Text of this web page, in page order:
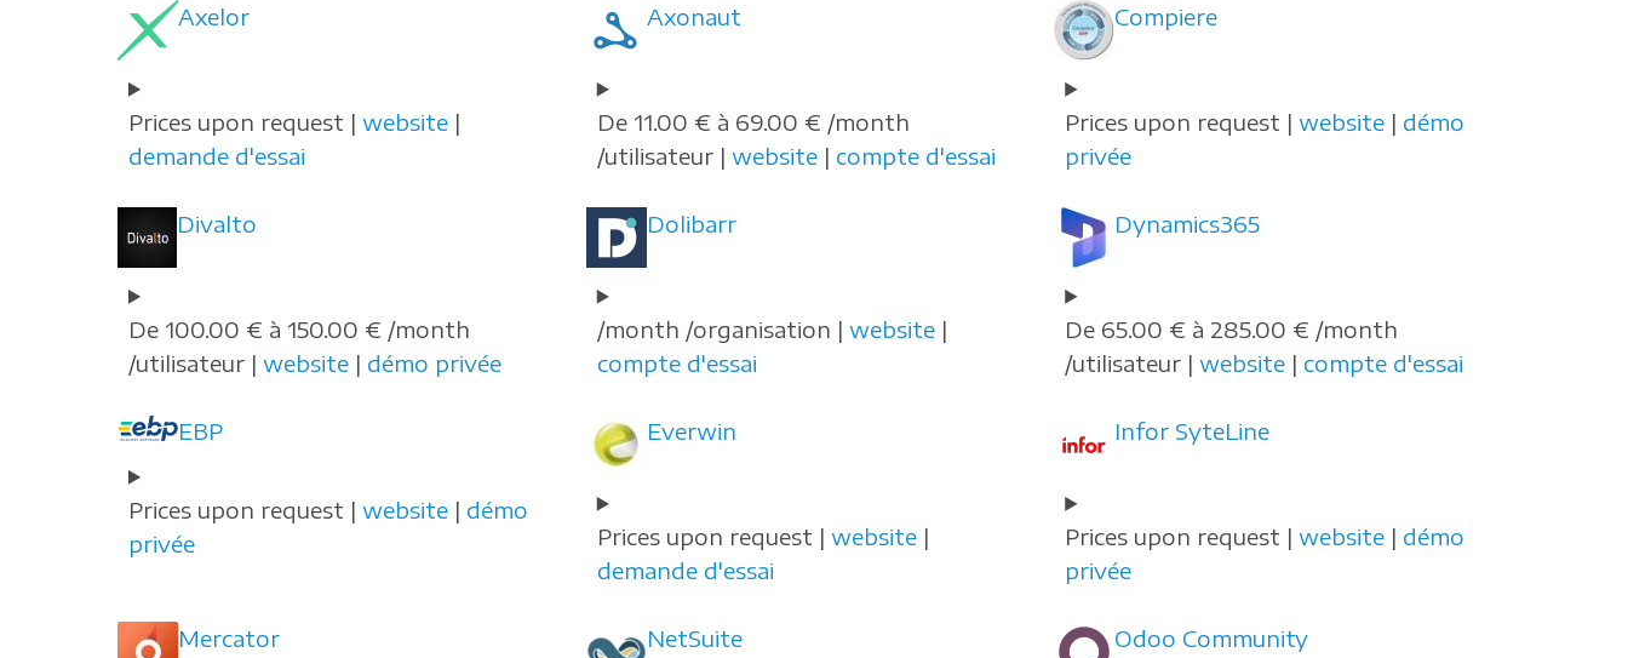
Axelor
Prices upon request | website |
demande d'essai
Axonaut
De 11.00 € à 69.00 € /month
/utilisateur | website| compte d'essai
Compiere
Prices upon request |website | démo
privée
Divalto
De 100.00 € à 150.00 € /month
/utilisateur | website | démo privée
Dolibarr
/month /organisation | website|
compte d'essai
Dynamics365
De 65.00 € à 285.00 € /month
/utilisateur |website | compte d'essai
EBP
Prices upon request | website | démo
privée
Everwin
Prices upon request | website|
demande d'essai
Infor SyteLine
Prices upon request |website | démo
privée
Mercator NetSuite Odoo Community